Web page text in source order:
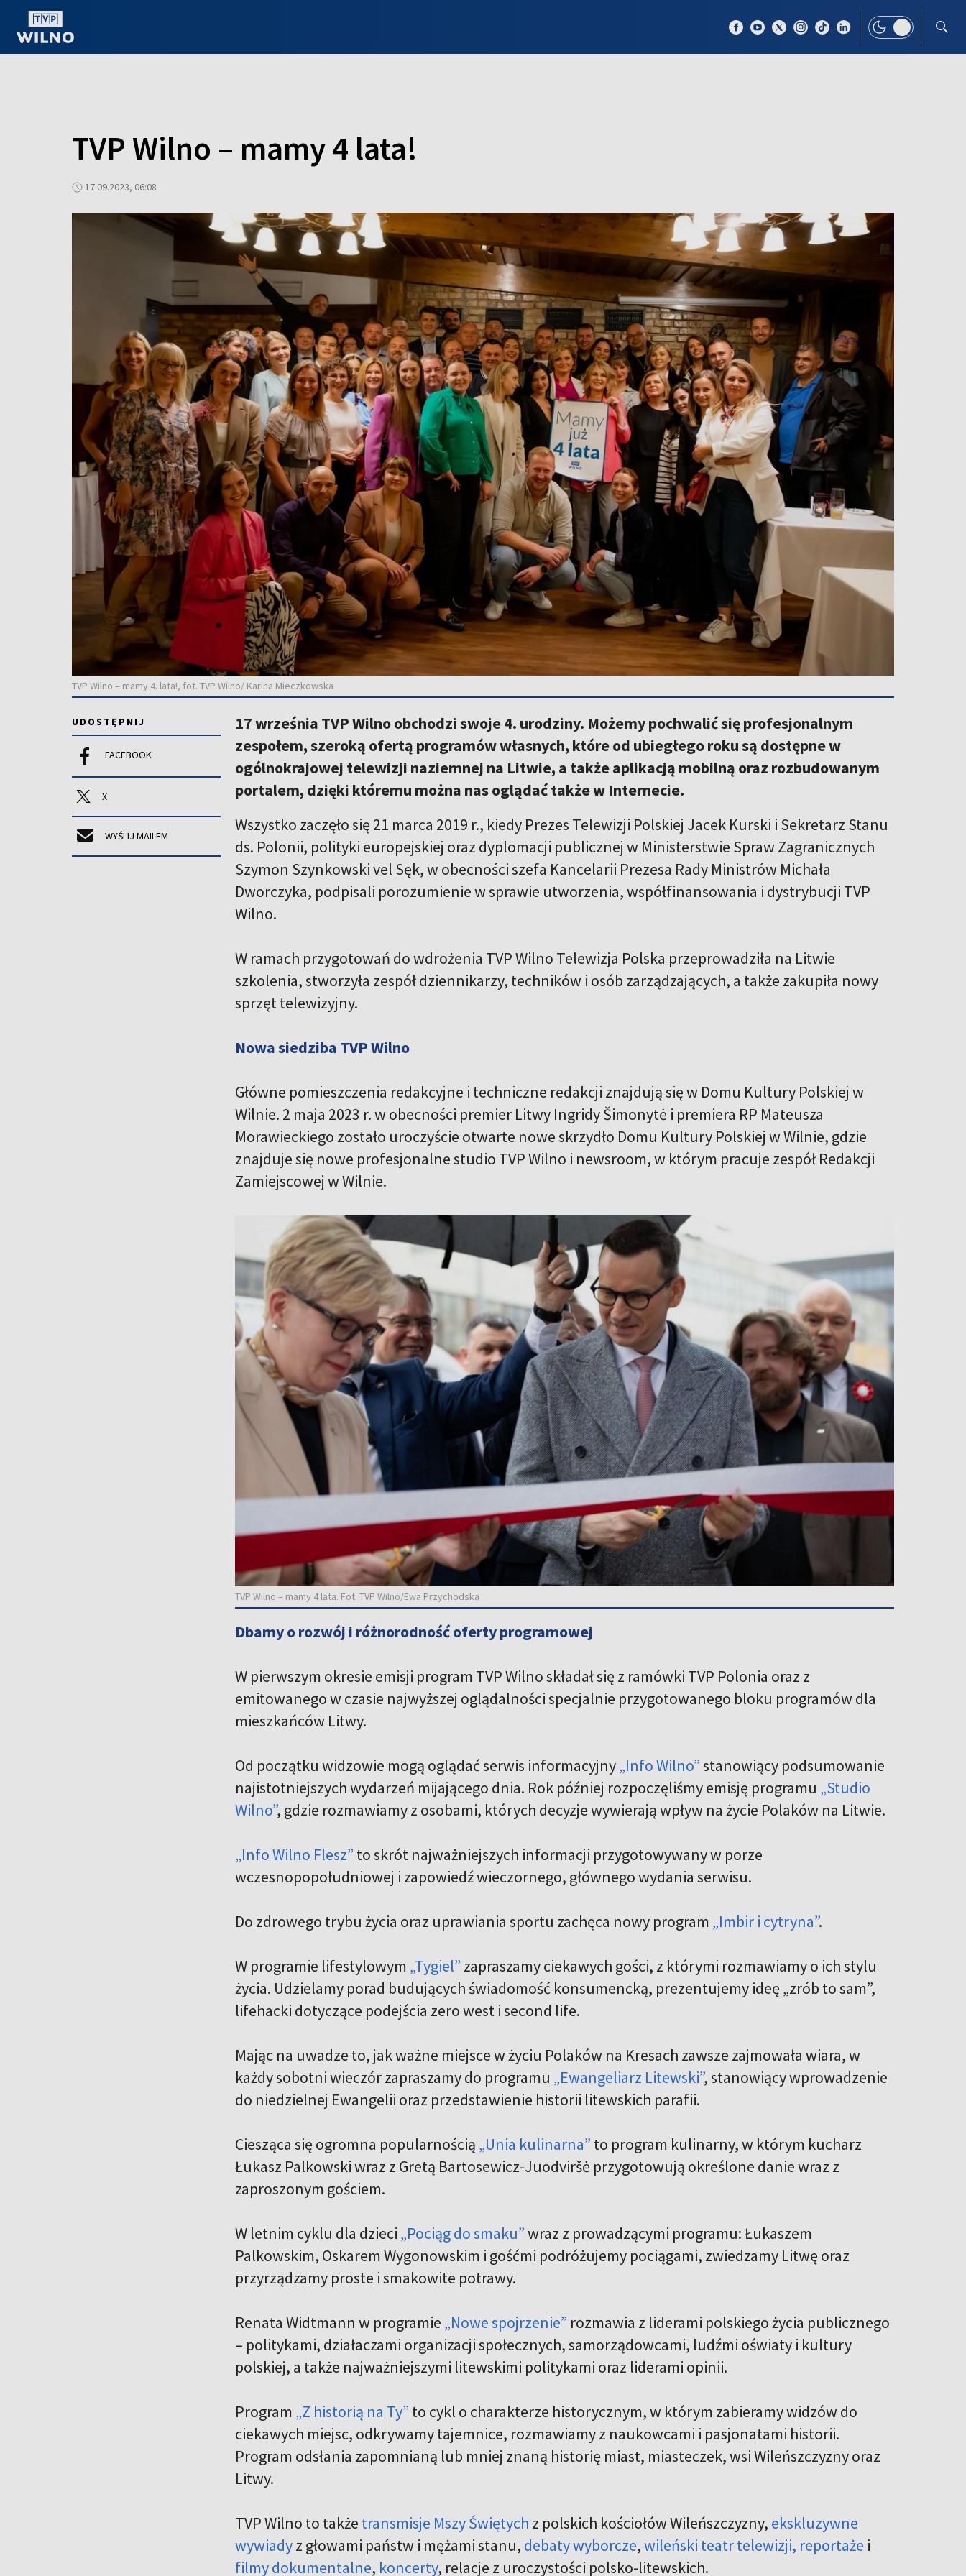
TVP Wilno – mamy 4 lata!
17.09.2023, 06:08
TVP Wilno – mamy 4. lata!, fot. TVP Wilno/ Karina Mieczkowska
UDOSTĘPNIJ
FACEBOOK
X
WYŚLIJ MAILEM
17 września TVP Wilno obchodzi swoje 4. urodziny. Możemy pochwalić się profesjonalnym
zespołem, szeroką ofertą programów własnych, które od ubiegłego roku są dostępne w
ogólnokrajowej telewizji naziemnej na Litwie, a także aplikacją mobilną oraz rozbudowanym
portalem, dzięki któremu można nas oglądać także w Internecie.
Wszystko zaczęło się 21 marca 2019 r., kiedy Prezes Telewizji Polskiej Jacek Kurski i Sekretarz Stanu
ds. Polonii, polityki europejskiej oraz dyplomacji publicznej w Ministerstwie Spraw Zagranicznych
Szymon Szynkowski vel Sęk, w obecności szefa Kancelarii Prezesa Rady Ministrów Michała
Dworczyka, podpisali porozumienie w sprawie utworzenia, współfinansowania i dystrybucji TVP
Wilno.
W ramach przygotowań do wdrożenia TVP Wilno Telewizja Polska przeprowadziła na Litwie
szkolenia, stworzyła zespół dziennikarzy, techników i osób zarządzających, a także zakupiła nowy
sprzęt telewizyjny.
Nowa siedziba TVP Wilno
Główne pomieszczenia redakcyjne i techniczne redakcji znajdują się w Domu Kultury Polskiej w
Wilnie. 2 maja 2023 r. w obecności premier Litwy Ingridy Šimonytė i premiera RP Mateusza
Morawieckiego zostało uroczyście otwarte nowe skrzydło Domu Kultury Polskiej w Wilnie, gdzie
znajduje się nowe profesjonalne studio TVP Wilno i newsroom, w którym pracuje zespół Redakcji
Zamiejscowej w Wilnie.
TVP Wilno – mamy 4 lata. Fot. TVP Wilno/Ewa Przychodska
Dbamy o rozwój i różnorodność oferty programowej
W pierwszym okresie emisji program TVP Wilno składał się z ramówki TVP Polonia oraz z
emitowanego w czasie najwyższej oglądalności specjalnie przygotowanego bloku programów dla
mieszkańców Litwy.
Od początku widzowie mogą oglądać serwis informacyjny„Info Wilno”stanowiący podsumowanie
najistotniejszych wydarzeń mijającego dnia. Rok później rozpoczęliśmy emisję programu „Studio
Wilno”, gdzie rozmawiamy z osobami, których decyzje wywierają wpływ na życie Polaków na Litwie.
„Info Wilno Flesz” to skrót najważniejszych informacji przygotowywany w porze
wczesnopopołudniowej i zapowiedź wieczornego, głównego wydania serwisu.
Do zdrowego trybu życia oraz uprawiania sportu zachęca nowy program „Imbir i cytryna”.
W programie lifestylowym „Tygiel” zapraszamy ciekawych gości, z którymi rozmawiamy o ich stylu
życia. Udzielamy porad budujących świadomość konsumencką, prezentujemy ideę „zrób to sam”,
lifehacki dotyczące podejścia zero west i second life.
Mając na uwadze to, jak ważne miejsce w życiu Polaków na Kresach zawsze zajmowała wiara, w
każdy sobotni wieczór zapraszamy do programu „Ewangeliarz Litewski”, stanowiący wprowadzenie
do niedzielnej Ewangelii oraz przedstawienie historii litewskich parafii.
Ciesząca się ogromna popularnością „Unia kulinarna” to program kulinarny, w którym kucharz
Łukasz Palkowski wraz z Gretą Bartosewicz-Juodviršė przygotowują określone danie wraz z
zaproszonym gościem.
W letnim cyklu dla dzieci „Pociąg do smaku”wraz z prowadzącymi programu: Łukaszem
Palkowskim, Oskarem Wygonowskim i gośćmi podróżujemy pociągami, zwiedzamy Litwę oraz
przyrządzamy proste i smakowite potrawy.
Renata Widtmann w programie „Nowe spojrzenie” rozmawia z liderami polskiego życia publicznego
– politykami, działaczami organizacji społecznych, samorządowcami, ludźmi oświaty i kultury
polskiej, a także najważniejszymi litewskimi politykami oraz liderami opinii.
Program „Z historią na Ty” to cykl o charakterze historycznym, w którym zabieramy widzów do
ciekawych miejsc, odkrywamy tajemnice, rozmawiamy z naukowcami i pasjonatami historii.
Program odsłania zapomnianą lub mniej znaną historię miast, miasteczek, wsi Wileńszczyzny oraz
Litwy.
TVP Wilno to także transmisje Mszy Świętych z polskich kościołów Wileńszczyzny, ekskluzywne
wywiadyz głowami państw i mężami stanu, debaty wyborcze,wileński teatr telewizji, reportaże i
filmy dokumentalne, koncerty, relacje z uroczystości polsko-litewskich.